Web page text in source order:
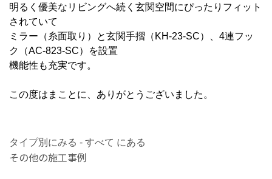
明るく優美なリビングへ続く玄関空間にぴったりフィット
されていて
ミラー（糸面取り）と玄関手摺（KH-23-SC）、4連フッ
ク（AC-823-SC）を設置
機能性も充実です。
この度はまことに、ありがとうございました。
タイプ別にみる - すべて にある
その他の施工事例